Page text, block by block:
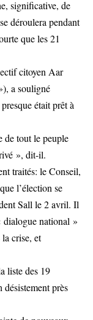
significative, de
déroulera pendant
que les 21
citoyen Aar
a souligné
était prêt à
de tout le peuple
», dit-il.
traités: le Conseil,
l’élection se
Sall le 2 avril. Il
dialogue national »
crise, et
liste des 19
près